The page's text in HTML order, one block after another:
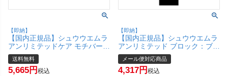
【即納】
【国内正規品】シュウウエムラ
アンリミテッドケア モチバーム
ベース 35ml【化粧下地 メイク
アップベース ベースメイク】
shu uemura 【宅配便送料無
送料無料
5,665 税込
【即納】
【国内正規品】シュウウエムラ
アンリミテッド ブロック：ブー
スター アドバンスト 30ml #ア
イシーモーヴ SPF50+ PA+++
【化粧下地 メイクアップベー
メール便対応商品
4,317 税込